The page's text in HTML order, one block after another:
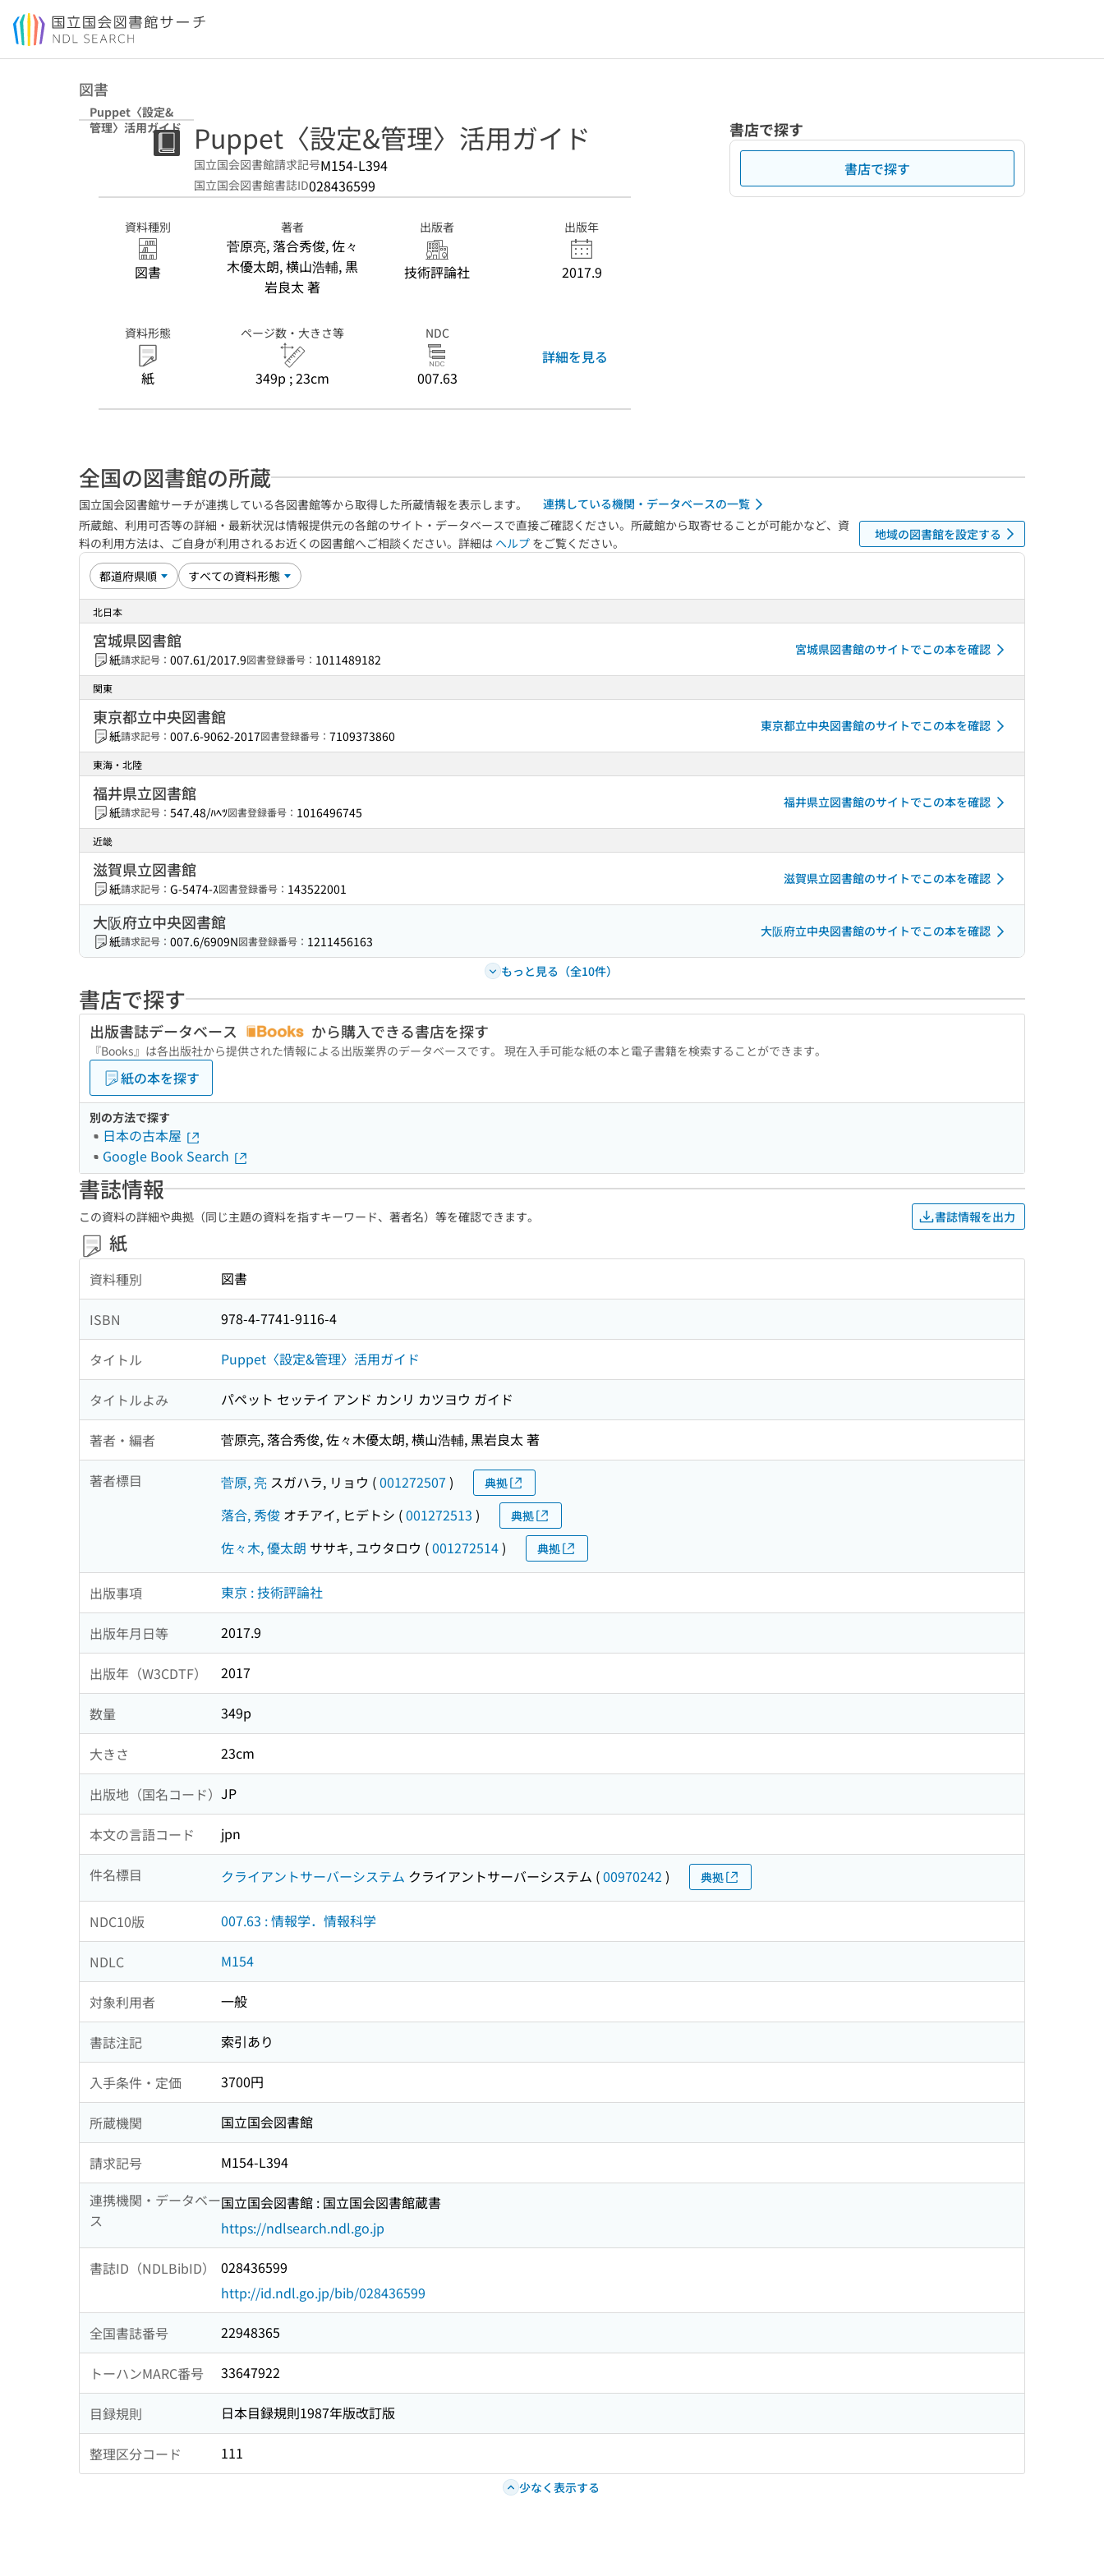
本文へ移動
図書
Puppet〈設定&
管理〉活用ガイド
Puppet〈設定&管理〉活用ガイド
国立国会図書館請求記号M154-L394
国立国会図書館書誌ID028436599
資料種別
図書
著者
菅原亮, 落合秀俊, 佐々
木優太朗, 横山浩輔, 黒
岩良太 著
出版者
技術評論社
出版年
2017.9
資料形態
紙
ページ数・大きさ等
349p ; 23cm
NDC
007.63
詳細を見る
書店で探す
書店で探す
全国の図書館の所蔵
国立国会図書館サーチが連携している各図書館等から取得した所蔵情報を表示します。
連携している機関・データベースの一覧
所蔵館、利用可否等の詳細・最新状況は情報提供元の各館のサイト・データベースで直接ご確認ください。所蔵館から取寄せることが可能かなど、資
料の利用方法は、ご自身が利用されるお近くの図書館へご相談ください。詳細は ヘルプ をご覧ください。
地域の図書館を設定する
北日本
宮城県図書館
紙請求記号： 007.61/2017.9図書登録番号： 1011489182
宮城県図書館のサイトでこの本を確認
関東
東京都立中央図書館
紙請求記号： 007.6-9062-2017図書登録番号： 7109373860
東京都立中央図書館のサイトでこの本を確認
東海・北陸
福井県立図書館
紙請求記号： 547.48/ﾊﾍﾂ図書登録番号： 1016496745
福井県立図書館のサイトでこの本を確認
近畿
滋賀県立図書館
紙請求記号： G-5474-ｽ図書登録番号： 143522001
滋賀県立図書館のサイトでこの本を確認
大阪府立中央図書館
紙請求記号： 007.6/6909N図書登録番号： 1211456163
大阪府立中央図書館のサイトでこの本を確認
もっと見る（全10件）
書店で探す
出版書誌データベース から購入できる書店を探す
『Books』は各出版社から提供された情報による出版業界のデータベースです。 現在入手可能な紙の本と電子書籍を検索することができます。
紙の本を探す
別の方法で探す
日本の古本屋
Google Book Search
書誌情報
この資料の詳細や典拠（同じ主題の資料を指すキーワード、著者名）等を確認できます。 書誌情報を出力
紙
資料種別 図書
ISBN 978-4-7741-9116-4
タイトル Puppet〈設定&管理〉活用ガイド
タイトルよみ パペット セッテイ アンド カンリ カツヨウ ガイド
著者・編者 菅原亮, 落合秀俊, 佐々木優太朗, 横山浩輔, 黒岩良太 著
著者標目 菅原, 亮 スガハラ, リョウ (001272507 ) 典拠
落合, 秀俊 オチアイ, ヒデトシ (001272513 ) 典拠
佐々木, 優太朗 ササキ, ユウタロウ (001272514) 典拠
出版事項 東京 : 技術評論社
出版年月日等 2017.9
出版年（W3CDTF） 2017
数量 349p
大きさ 23cm
出版地（国名コード） JP
本文の言語コード jpn
件名標目 クライアントサーバーシステム クライアントサーバーシステム (00970242 ) 典拠
NDC10版 007.63 : 情報学．情報科学
NDLC M154
対象利用者 一般
書誌注記 索引あり
入手条件・定価 3700円
所蔵機関 国立国会図書館
請求記号
M154-L394
連携機関・データベー
ス
国立国会図書館 : 国立国会図書館蔵書
https://ndlsearch.ndl.go.jp
書誌ID（NDLBibID）
028436599
http://id.ndl.go.jp/bib/028436599
全国書誌番号 22948365
トーハンMARC番号 33647922
目録規則 日本目録規則1987年版改訂版
整理区分コード 111
少なく表示する